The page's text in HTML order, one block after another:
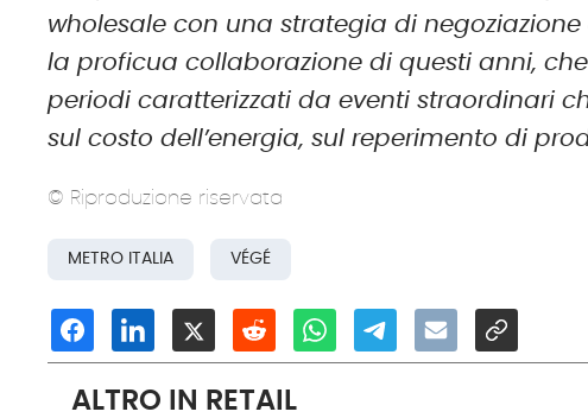
wholesale con una strategia di
la proficua collaborazione di questi anni,
periodi caratterizzati da eventi straordinari
sul costo dell’energia, sul reperimento di
© Riproduzione riservata
METRO ITALIA VÉGÉ
ALTRO IN RETAIL